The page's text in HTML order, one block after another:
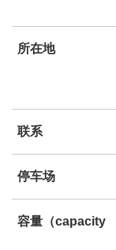
所在地
联系
停车场
容量（capacity